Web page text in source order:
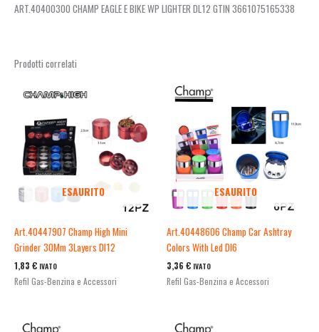
ART.40400300 CHAMP EAGLE E BIKE WP LIGHTER DL12 GTIN 3661075165338
Prodotti correlati
ESAURITO
Art.40447907 Champ High Mini
Grinder 30Mm 3Layers Dl12
1,83 € IVATO
Refil Gas-Benzina e Accessori
ESAURITO
Art.40448606 Champ Car Ashtray
Colors With Led Dl6
3,36 € IVATO
Refil Gas-Benzina e Accessori